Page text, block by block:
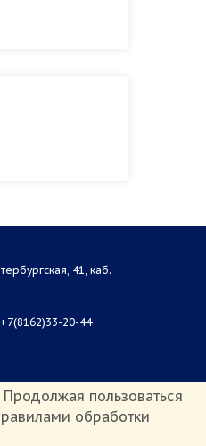
41, каб.
20-44
пользоваться
обработки